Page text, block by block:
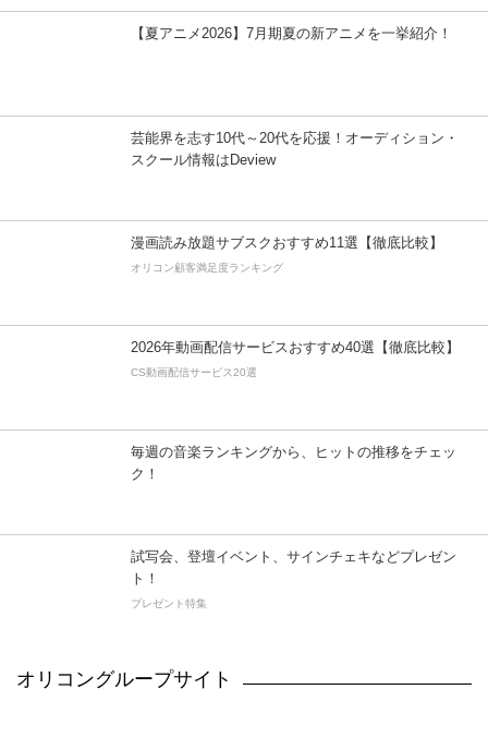
【夏アニメ2026】7月期夏の新アニメを一挙紹介！
芸能界を志す10代～20代を応援！オーディション・
スクール情報はDeview
漫画読み放題サブスクおすすめ11選【徹底比較】
オリコン顧客満足度ランキング
2026年動画配信サービスおすすめ40選【徹底比較】
CS動画配信サービス20選
毎週の音楽ランキングから、ヒットの推移をチェッ
ク！
試写会、登壇イベント、サインチェキなどプレゼン
ト！
プレゼント特集
オリコングループサイト